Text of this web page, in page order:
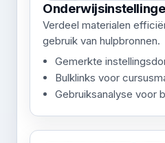
Verdeel materialen
gebruik van hulpbronnen.
Gemerkte
Bulklinks voor
Gebruiksanalyse voor